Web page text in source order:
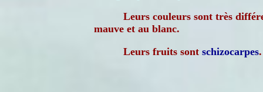
Leurs couleurs sont très
mauve et au blanc.
Leurs fruits sont schizocarpes.